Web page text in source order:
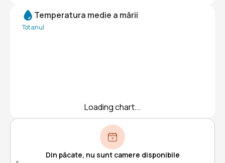
Temperatura medie a mării
Tot anul
Loading chart...
Din păcate, nu sunt camere disponibile